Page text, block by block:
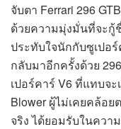
จับตา Ferrari 296
ด้วยความมุ่งมั่นที่จะกู้
ประทับใจนักกับซูเปอ
กลับมาอีกครั้งด้วย
เปอร์คาร์ V6 ที่แทบจ
Blower ผู้ไม่เคยคล้อ
จริง ได้ยอมรับในควา